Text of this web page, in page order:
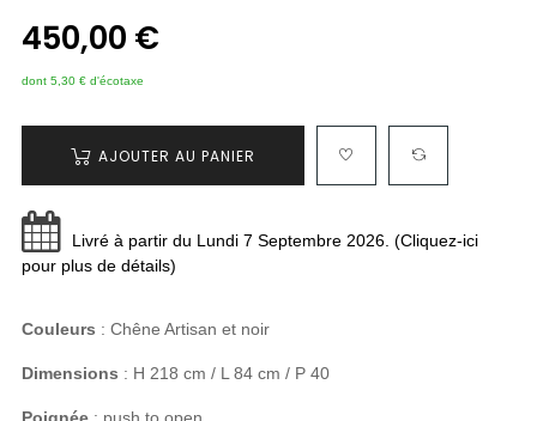
450,00 €
dont 5,30 € d'écotaxe
AJOUTER AU PANIER
Livré à partir du Lundi 7 Septembre 2026. (Cliquez-ici
pour plus de détails)
Couleurs : Chêne Artisan et noir
Dimensions : H 218 cm / L 84 cm / P 40